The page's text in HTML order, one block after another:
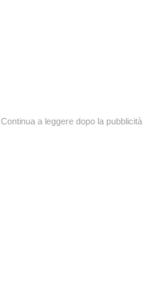
Continua a leggere dopo la pubblicità